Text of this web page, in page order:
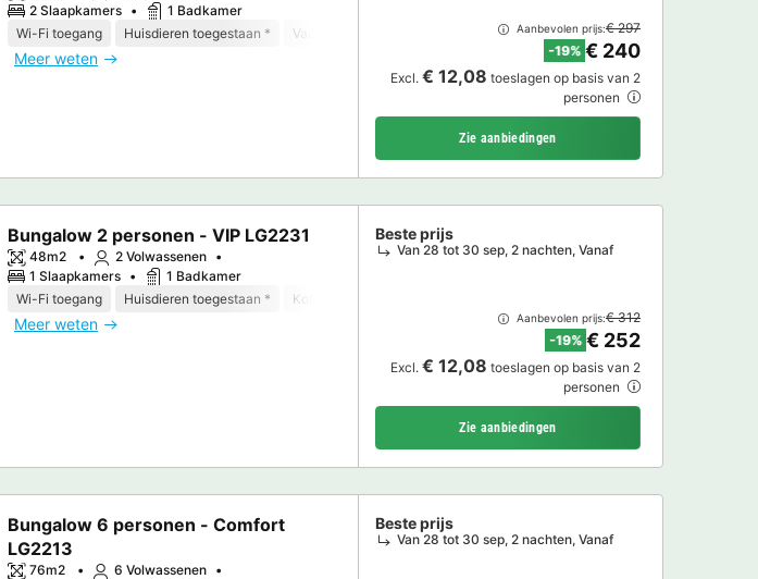
2 Slaapkamers
1 Badkamer
Wi-Fi toegang
Huisdieren toegestaan * Vaatwasser Koelkast Tuinmeubelen TV
Meer weten
Aanbevolen prijs:€ 297
-19% € 240
Excl. € 12,08 toeslagen op basis van 2
personen
Zie aanbiedingen
Bungalow 2 personen - VIP LG2231
48m2
2 Volwassenen
1 Slaapkamers
1 Badkamer
Wi-Fi toegang
Huisdieren toegestaan * Koffiezetapparaat
Meer weten
Beste prijs
Van 28 tot 30 sep, 2 nachten, Vanaf
Aanbevolen prijs:€ 312
-19% € 252
Excl. € 12,08 toeslagen op basis van 2
personen
Zie aanbiedingen
Bungalow 6 personen - Comfort
LG2213
76m2
6 Volwassenen
Beste prijs
Van 28 tot 30 sep, 2 nachten, Vanaf